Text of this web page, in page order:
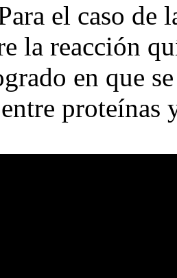
el caso de
la reacción
en que
proteínas